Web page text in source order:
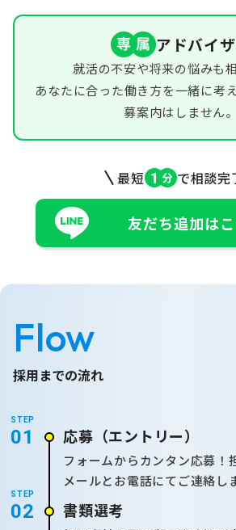
アドバイ
就活の不安や将来の悩みも
あなたに合った働き方を一緒に考
募案内はしません。
最短 で相談完
友だち追加は
Flow
採用までの流れ
STEP
01 応募 （エントリー）
フォームからカンタン応募！
メールとお電話にてご連絡し
STEP
02 書類選考